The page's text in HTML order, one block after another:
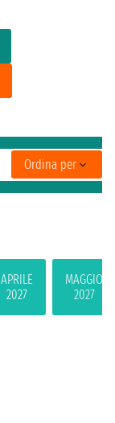
APRILE
2027
MAGGIO
2027
Ordina per